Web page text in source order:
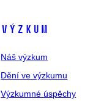
Výzkum
Náš výzkum
Dění ve výzkumu
Výzkumné úspěchy